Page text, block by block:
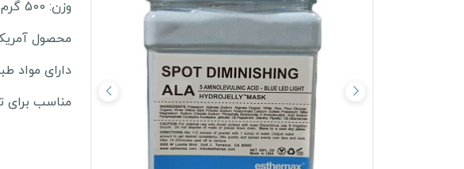
وزن: 500 گرم
محصول
دارای مواد
مناسب برای